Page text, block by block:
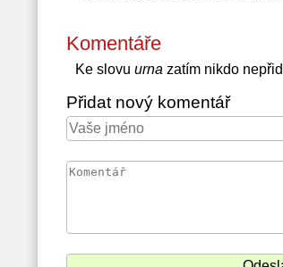
Komentáře
Ke slovu urna zatím nikdo
Přidat nový komentář